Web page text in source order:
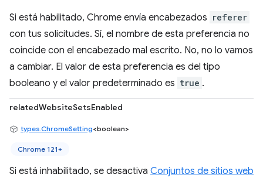
Si está habilitado, Chrome envía encabezados referer
con tus solicitudes. Sí, el nombre de esta preferencia no
coincide con el encabezado mal escrito. No, no lo vamos
a cambiar. El valor de esta preferencia es del tipo
booleano y el valor predeterminado es true .
relatedWebsiteSetsEnabled
types.ChromeSetting<boolean>
Chrome 121+
Si está inhabilitado, se desactiva Conjuntos de sitios web